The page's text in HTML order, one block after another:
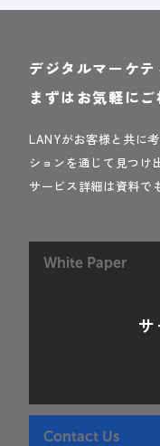
デジタルマーケテ
まずはお気軽にご
LANYがお客様と共に
ションを通じて見つけ
サービス詳細は資料で
White Paper
Contact Us